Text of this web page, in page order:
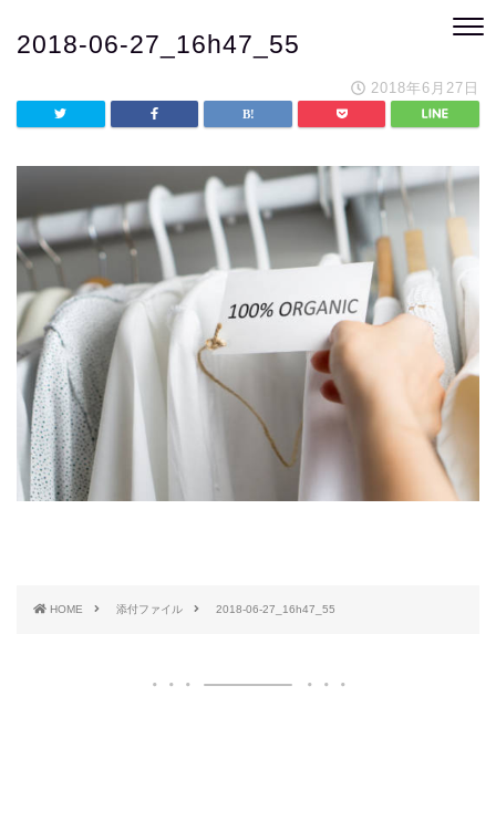
2018-06-27_16h47_55
2018年6月27日
HOME 添付ファイル 2018-06-27_16h47_55